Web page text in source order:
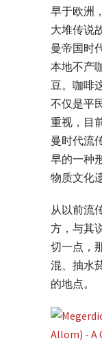
早于欧洲
大堆传说
曼帝国时
本地不产
豆。咖啡
不仅是平
重视，目
曼时代流
早的一种
物质文化
从以前流
方，与其
切一点，
混、抽水
的地点。